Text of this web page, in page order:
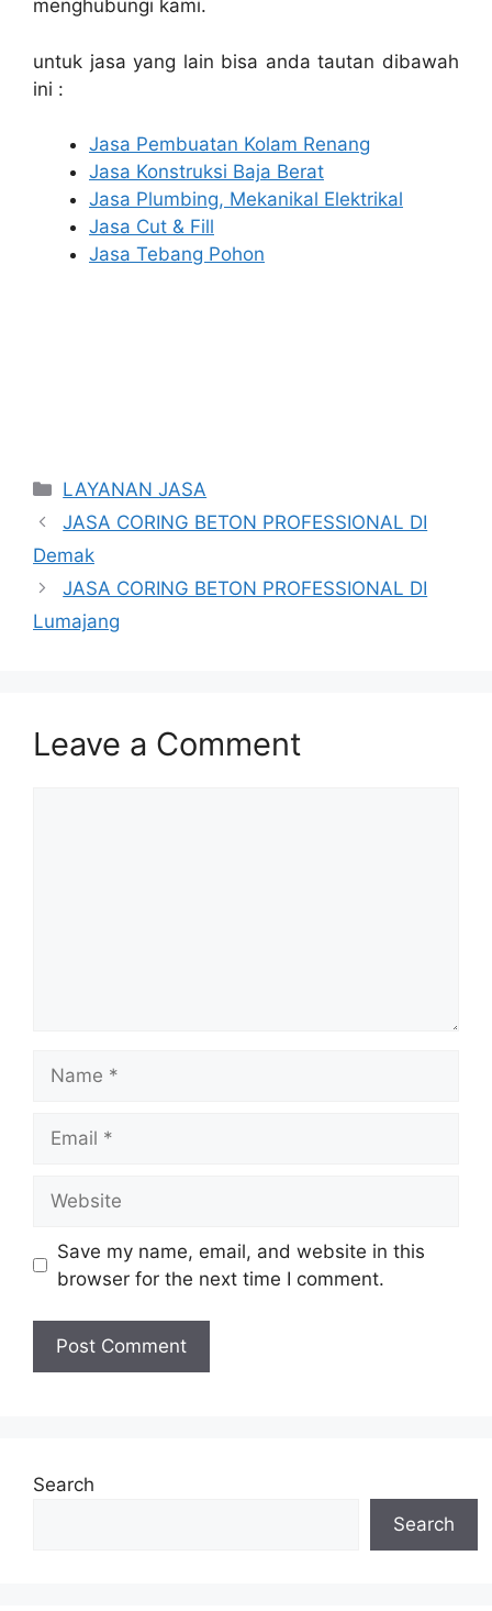
menghubungi kami.
untuk jasa yang lain bisa anda tautan dibawah
ini :
Jasa Pembuatan Kolam Renang
Jasa Konstruksi Baja Berat
Jasa Plumbing, Mekanikal Elektrikal
Jasa Cut & Fill
Jasa Tebang Pohon
Categories
LAYANAN JASA
JASA CORING BETON PROFESSIONAL DI
Demak
JASA CORING BETON PROFESSIONAL DI
Lumajang
Leave a Comment
Save my name, email, and website in this
browser for the next time I comment.
Search
Search